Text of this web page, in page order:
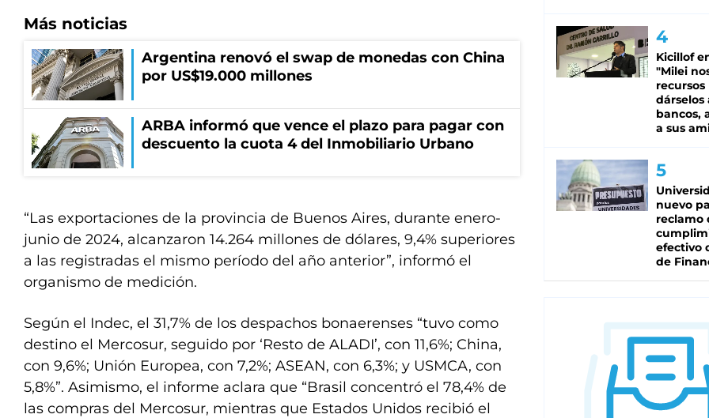
Más noticias
Argentina renovó el swap de monedas con China
por US$19.000 millones
ARBA informó que vence el plazo para pagar con
descuento la cuota 4 del Inmobiliario Urbano
“Las exportaciones de la provincia de Buenos Aires, durante enero-
junio de 2024, alcanzaron 14.264 millones de dólares, 9,4% superiores
a las registradas el mismo período del año anterior”, informó el
organismo de medición.
Según el Indec, el 31,7% de los despachos bonaerenses “tuvo como
destino el Mercosur, seguido por ‘Resto de ALADI’, con 11,6%; China,
con 9,6%; Unión Europea, con 7,2%; ASEAN, con 6,3%; y USMCA, con
5,8%”. Asimismo, el informe aclara que “Brasil concentró el 78,4% de
las compras del Mercosur, mientras que Estados Unidos recibió el
Kicillof
"Milei
recursos
dárselos
bancos,
a sus
nuevo
reclamo
efectivo
de